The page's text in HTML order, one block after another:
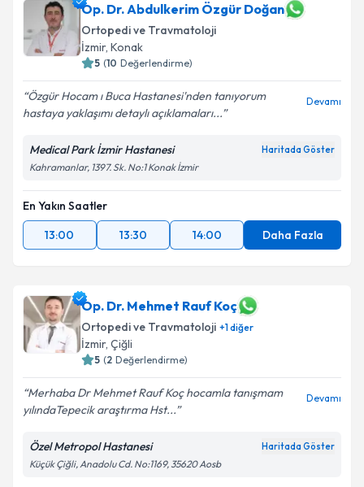
Op. Dr. Abdulkerim Özgür Doğan
Ortopedi ve Travmatoloji
İzmir, Konak
5 (10 Değerlendirme)
Özgür Hocam ı Buca Hastanesi'nden tanıyorum
hastaya yaklaşımı detaylı açıklamaları...
Devamı
Medical Park İzmir Hastanesi Haritada Göster
Kahramanlar, 1397. Sk. No:1 Konak İzmir
En Yakın Saatler
13:00
13:30 14:00 Daha Fazla
Op. Dr. Mehmet Rauf Koç
Ortopedi ve Travmatoloji +1diğer
İzmir, Çiğli
5 (2 Değerlendirme)
Merhaba Dr Mehmet Rauf Koç hocamla tanışmam
yılındaTepecik araştırma Hst...
Devamı
Özel Metropol Hastanesi Haritada Göster
Küçük Çiğli, Anadolu Cd. No:1169, 35620 Aosb